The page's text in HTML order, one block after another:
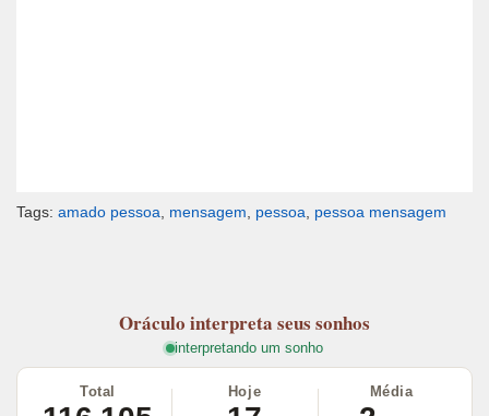
Tags: amado pessoa mensagem pessoa pessoa mensagem
Oráculo interpreta seus sonhos
interpretando um sonho
Total Hoje Média